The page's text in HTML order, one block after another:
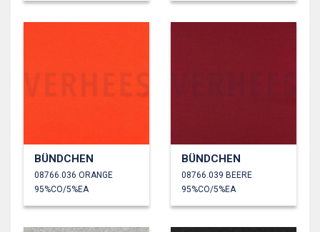
BÜNDCHEN
08766.036 ORANGE
95%CO/5%EA
BÜNDCHEN
08766.039 BEERE
95%CO/5%EA